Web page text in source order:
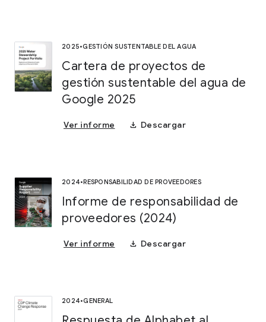
2025•GESTIÓN SUSTENTABLE DEL AGUA
Cartera de proyectos de
gestión sustentable del agua de
Google 2025
Ver informe download Descargar
2024•RESPONSABILIDAD DE PROVEEDORES
Informe de responsabilidad de
proveedores (2024)
Ver informe download Descargar
2024•GENERAL